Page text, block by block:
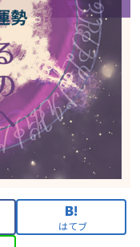
はてブ